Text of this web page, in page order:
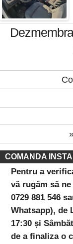
COMANDA
Pentru a
vă rugăm să
0729 881 546
Whatsapp), de
17:30 și
de a finaliza o